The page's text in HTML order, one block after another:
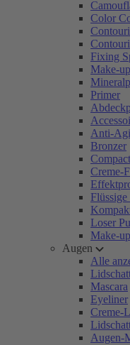
Color
Fixing
Make-
Primer
Anti-
Bronzer
Creme-
Loser
Make-
Augen
Alle
Mascara
Eyeliner
Creme-
Augen-